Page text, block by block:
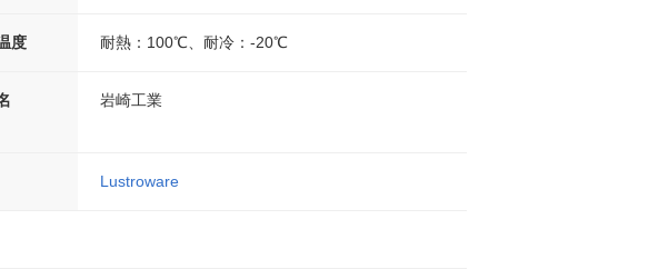
度 耐熱：100℃、耐冷：-20℃
岩崎工業
Lustroware